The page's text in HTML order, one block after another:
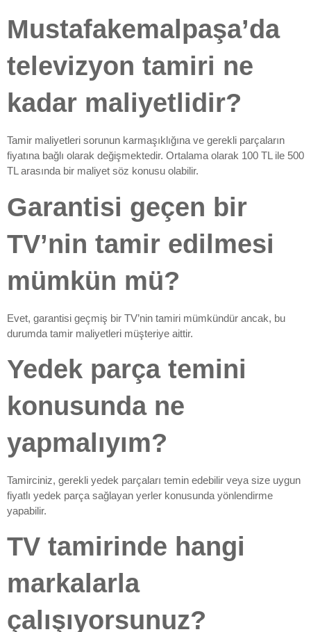
Mustafakemalpaşa’da
televizyon tamiri ne
kadar maliyetlidir?
Tamir maliyetleri sorunun karmaşıklığına ve gerekli parçaların
fiyatına bağlı olarak değişmektedir. Ortalama olarak 100 TL ile 500
TL arasında bir maliyet söz konusu olabilir.
Garantisi geçen bir
TV’nin tamir edilmesi
mümkün mü?
Evet, garantisi geçmiş bir TV’nin tamiri mümkündür ancak, bu
durumda tamir maliyetleri müşteriye aittir.
Yedek parça temini
konusunda ne
yapmalıyım?
Tamirciniz, gerekli yedek parçaları temin edebilir veya size uygun
fiyatlı yedek parça sağlayan yerler konusunda yönlendirme
yapabilir.
TV tamirinde hangi
markalarla
çalışıyorsunuz?